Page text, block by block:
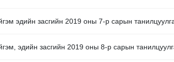
эдийн засгийн 2019 оны 7-р сарын
эдийн засгийн 2019 оны 8-р сарын